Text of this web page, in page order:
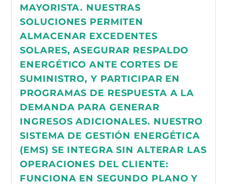
MAYORISTA. NUESTRAS
SOLUCIONES PERMITEN
ALMACENAR EXCEDENTES
SOLARES, ASEGURAR RESPALDO
ENERGÉTICO ANTE CORTES DE
SUMINISTRO, Y PARTICIPAR EN
PROGRAMAS DE RESPUESTA A LA
DEMANDA PARA GENERAR
INGRESOS ADICIONALES. NUESTRO
SISTEMA DE GESTIÓN ENERGÉTICA
(EMS) SE INTEGRA SIN ALTERAR LAS
OPERACIONES DEL CLIENTE:
FUNCIONA EN SEGUNDO PLANO Y